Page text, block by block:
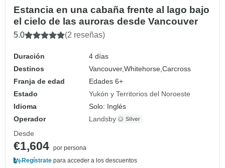
Estancia en una cabaña frente al lago bajo
el cielo de las auroras desde Vancouver
5.0 (2 reseñas)
Duración
4 días
Destinos
Vancouver,Whitehorse,Carcross
Franja de edad
Edades 6+
Estado
Yukón y Territorios del Noroeste
Idioma
Solo: Inglés
Operador
Landsby
Desde
€1,604 por persona
Regístrate para acceder a los descuentos